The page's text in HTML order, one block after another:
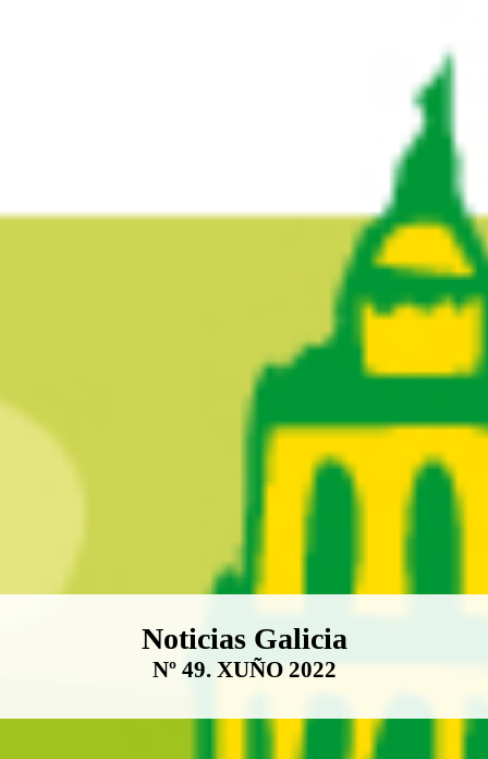
Boletín Noticias Galicia
Noticias Galicia
Nº 49. XUÑO 2022